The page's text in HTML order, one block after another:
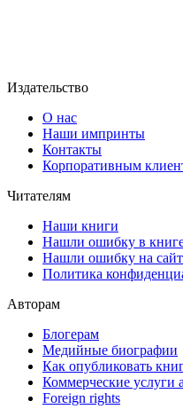
Издательство
О нас
Наши импринты
Контакты
Корпоративным
Читателям
Наши книги
Нашли ошибку в
Нашли ошибку на
Политика
Авторам
Блогерам
Медийные биографии
Как опубликовать
Коммерческие услуги
Foreign rights